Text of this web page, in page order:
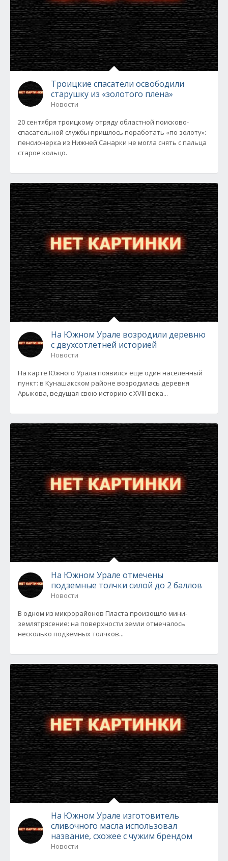
Троицкие спасатели освободили
старушку из «золотого плена»
Новости
20 сентября троицкому отряду областной поисково-
спасательной службы пришлось поработать «по золоту»:
пенсионерка из Нижней Санарки не могла снять с пальца
старое кольцо.
На Южном Урале возродили деревню
с двухсотлетней историей
Новости
На карте Южного Урала появился еще один населенный
пункт: в Кунашакском районе возродилась деревня
Арыкова, ведущая свою историю с ХVIII века...
На Южном Урале отмечены
подземные толчки силой до 2 баллов
Новости
В одном из микрорайонов Пласта произошло мини-
землятрясение: на поверхности земли отмечалось
несколько подземных толчков...
На Южном Урале изготовитель
сливочного масла использовал
название, схожее с чужим брендом
Новости